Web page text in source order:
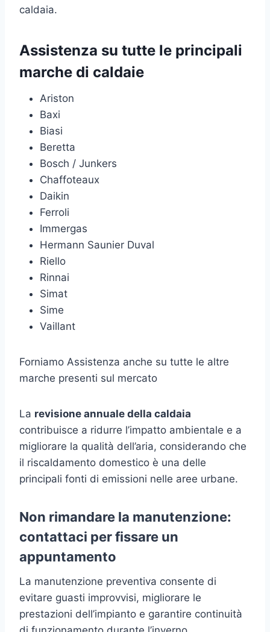
caldaia.
Assistenza su tutte le principali
marche di caldaie
Ariston
Baxi
Biasi
Beretta
Bosch / Junkers
Chaffoteaux
Daikin
Ferroli
Immergas
Hermann Saunier Duval
Riello
Rinnai
Simat
Sime
Vaillant
Forniamo Assistenza anche su tutte le altre
marche presenti sul mercato
La revisione annuale della caldaia
contribuisce a ridurre l’impatto ambientale e a
migliorare la qualità dell’aria, considerando che
il riscaldamento domestico è una delle
principali fonti di emissioni nelle aree urbane.
Non rimandare la manutenzione:
contattaci per fissare un
appuntamento
La manutenzione preventiva consente di
evitare guasti improvvisi, migliorare le
prestazioni dell’impianto e garantire continuità